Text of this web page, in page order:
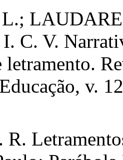
C. V.
letramento.
v.
R.